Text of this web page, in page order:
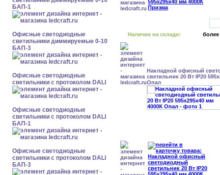
БАП-1
Офисные светодиодные
светильники диммируемые 0-10
БАП-3
Офисные светодиодные
светильники с протоколом DALI
Офисные светодиодные
светильники с протоколом DALI
БАП-1
Офисные светодиодные
светильники с протоколом DALI
БАП-3
Наличие на складе: более
Накладной офисный
светильник 20 Вт IP20
Опал